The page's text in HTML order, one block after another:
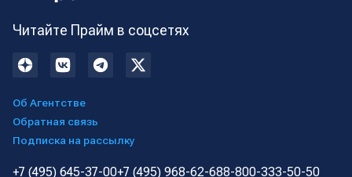
Читайте Прайм в соцсетях
Об Агентстве
Обратная связь
Подписка на рассылку
+7 (495) 645-37-00+7 (495) 968-62-688-800-333-50-50